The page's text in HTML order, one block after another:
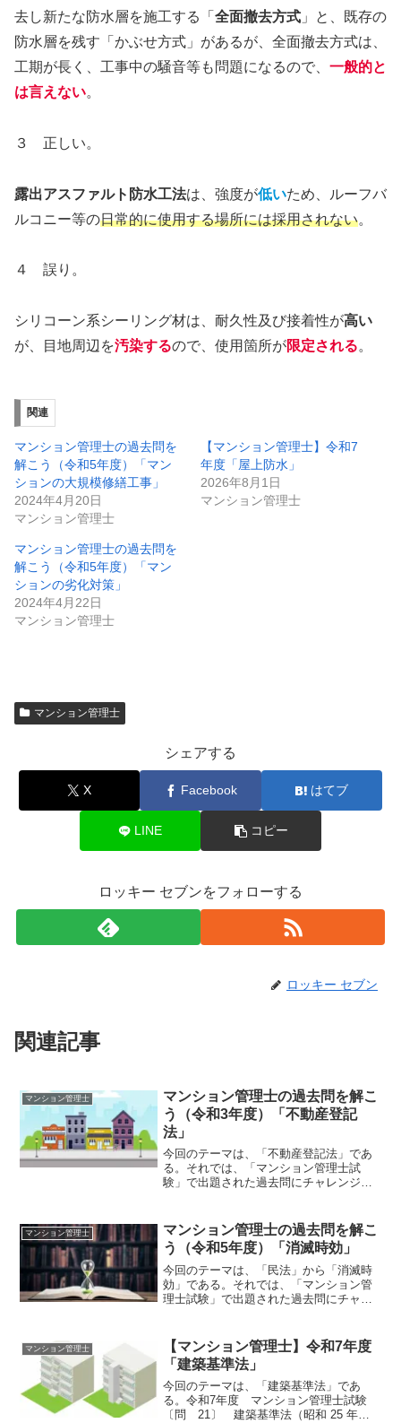
去し新たな防水層を施工する「 全面撤去方式 」と、既存の
防水層を残す「かぶせ方式」があるが、全面撤去方式は、
工期が長く、工事中の騒音等も問題になるので、 一般的と
は言えない。
３ 正しい。
露出アスファルト防水工法は、強度が低いため、ルーフバ
ルコニー等の日常的に使用する場所には採用されない。
４ 誤り。
シリコーン系シーリング材は、耐久性及び接着性が高い
が、目地周辺を汚染するので、使用箇所が限定される。
関連
マンション管理士の過去問を
解こう（令和5年度）「マン
ションの大規模修繕工事」
2024年4月20日
マンション管理士
【マンション管理士】令和7
年度「屋上防水」
2026年8月1日
マンション管理士
マンション管理士の過去問を
解こう（令和5年度）「マン
ションの劣化対策」
2024年4月22日
マンション管理士
マンション管理士
シェアする
X Facebook はてブ
LINE コピー
ロッキー セブンをフォローする
ロッキー セブン
関連記事
マンション管理士
マンション管理士の過去問を解こ
う（令和3年度）「不動産登記
法」
今回のテーマは、「不動産登記法」であ
る。それでは、「マンション管理士試
験」で出題された過去問にチャレンジし
登記に関する次の記述のうち、不動産登
記法（平成16 年法...
マンション管理士
マンション管理士の過去問を解こ
う（令和5年度）「消滅時効」
今回のテーマは、「民法」から「消滅時
効」である。それでは、「マンション管
理士試験」で出題された過去問にチャレ
ンションの501 号室に居住するＡは、令
和２年５月１日...
マンション管理士
【マンション管理士】令和7年度
「建築基準法」
今回のテーマは、「建築基準法」であ
る。令和7年度 マンション管理士試験
〔問 21〕 建築基準法（昭和 25 年法